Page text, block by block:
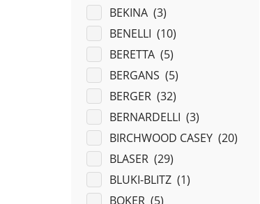
BEKINA (3)
BENELLI (10)
BERETTA (5)
BERGANS (5)
BERGER (32)
BERNARDELLI (3)
BIRCHWOOD CASEY (20)
BLASER (29)
BLUKI-BLITZ (1)
BOKER (5)